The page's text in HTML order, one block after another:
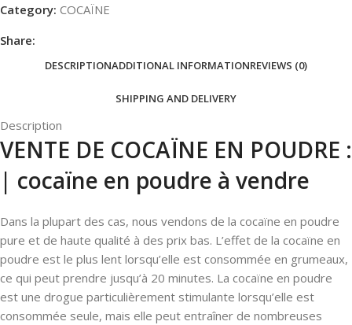
Category: COCAÏNE
Share:
DESCRIPTIONADDITIONAL INFORMATIONREVIEWS (0)
SHIPPING AND DELIVERY
Description
VENTE DE COCAÏNE EN POUDRE :
| cocaïne en poudre à vendre
Dans la plupart des cas, nous vendons de la cocaïne en poudre
pure et de haute qualité à des prix bas. L’effet de la cocaïne en
poudre est le plus lent lorsqu’elle est consommée en grumeaux,
ce qui peut prendre jusqu’à 20 minutes. La cocaïne en poudre
est une drogue particulièrement stimulante lorsqu’elle est
consommée seule, mais elle peut entraîner de nombreuses